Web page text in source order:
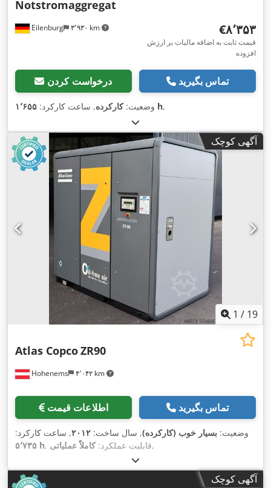
Eilenburg ۳٬۹۳۰ km
Notstromaggregat
‎€۸٬۳۵۳
قیمت ثابت به اضافه مالیات بر ارزش
افزوده
درخواست کردن تماس بگیرید
وضعیت:کارکرده, ساعت کارکرد: ۱٬۶۵۵ h,
آگهی کوچک
1 / 19
Hohenems ۴٬۰۴۲ km
Atlas CopcoZR90
اطلاعات قیمت تماس بگیرید
وضعیت: بسیار خوب (کارکرده), سال ساخت: ۲۰۱۲, ساعت کارکرد:
۵٬۷۳۵ h
, قابلیت عملکرد:کاملاً عملیاتی ,
آگهی کوچک